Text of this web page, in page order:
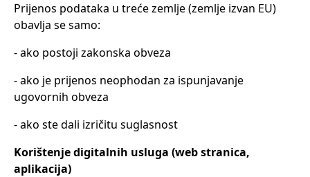
Prijenos podataka u treće zemlje (zemlje izvan EU)
obavlja se samo:
- ako postoji zakonska obveza
- ako je prijenos neophodan za ispunjavanje
ugovornih obveza
- ako ste dali izričitu suglasnost
Korištenje digitalnih usluga (web stranica,
aplikacija)